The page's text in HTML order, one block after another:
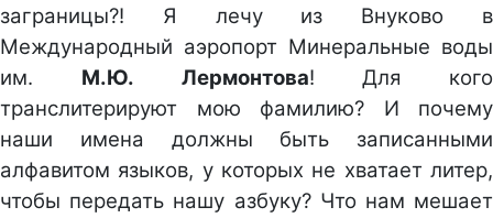
заграницы?! Я лечу из Внуково в
Международный аэропорт Минеральные воды
им. М.Ю. Лермонтова! Для кого
транслитерируют мою фамилию? И почему
наши имена должны быть записанными
алфавитом языков, у которых не хватает литер,
чтобы передать нашу азбуку? Что нам мешает